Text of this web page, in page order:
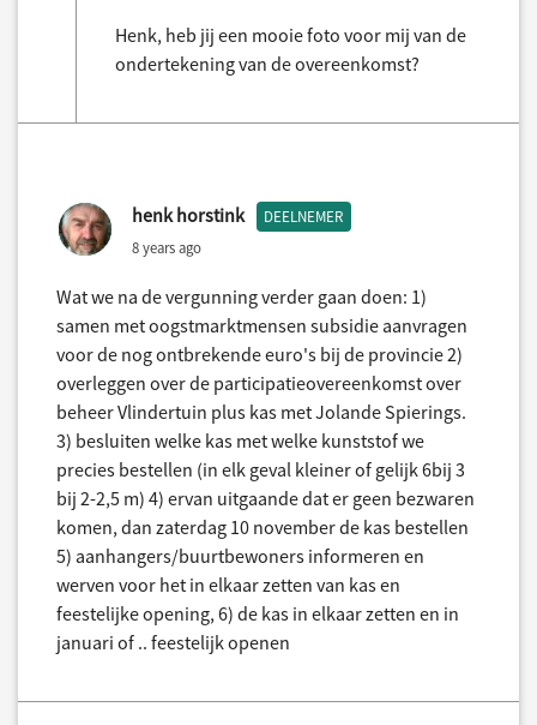
Henk, heb jij een mooie foto voor mij van de
ondertekening van de overeenkomst?
henk horstink DEELNEMER
8 years ago
Wat we na de vergunning verder gaan doen: 1)
samen met oogstmarktmensen subsidie aanvragen
voor de nog ontbrekende euro's bij de provincie 2)
overleggen over de participatieovereenkomst over
beheer Vlindertuin plus kas met Jolande Spierings.
3) besluiten welke kas met welke kunststof we
precies bestellen (in elk geval kleiner of gelijk 6bij 3
bij 2-2,5 m) 4) ervan uitgaande dat er geen bezwaren
komen, dan zaterdag 10 november de kas bestellen
5) aanhangers/buurtbewoners informeren en
werven voor het in elkaar zetten van kas en
feestelijke opening, 6) de kas in elkaar zetten en in
januari of .. feestelijk openen